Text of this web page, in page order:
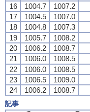
16
1004.7 1007.2
17
1004.5 1007.0
18
1004.8 1007.3
19
1005.7 1008.2
20
1006.2 1008.7
21
1006.0 1008.5
22
1006.0 1008.5
23
1006.5 1009.0
24
1006.2 1008.7
記事